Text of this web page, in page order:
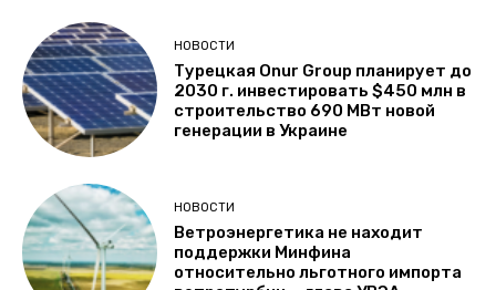
НОВОСТИ
Турецкая Onur Group планирует до
2030 г. инвестировать $450 млн в
строительство 690 МВт новой
генерации в Украине
НОВОСТИ
Ветроэнергетика не находит
поддержки Минфина
относительно льготного импорта